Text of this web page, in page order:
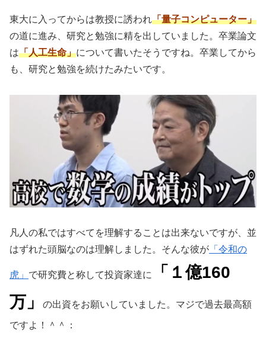
東大に入ってからは教授に誘われ「量子コンピューター」
の道に進み、研究と勉強に精を出していました。卒業論文
は「人工生命」について書いたそうですね。卒業してから
も、研究と勉強を続けたみたいです。
凡人の私ではすべてを理解することは出来ないですが、並
はずれた頭脳なのは理解しました。そんな彼が 「令和の
虎」 で研究費と称して投資家達に
「１億160
万」
の出資をお願いしていました。マジで過去最高額
ですよ！＾＾：